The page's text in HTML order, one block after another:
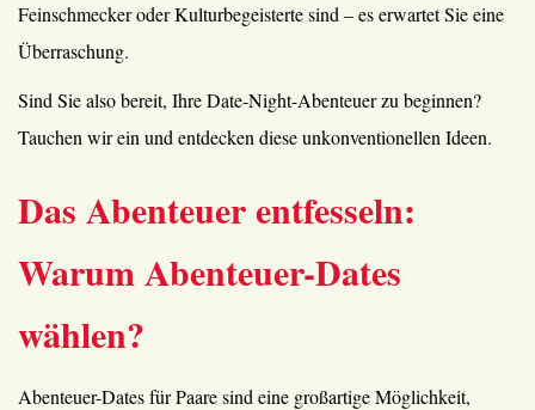
Feinschmecker oder Kulturbegeisterte sind – es erwartet Sie eine
Überraschung.
Sind Sie also bereit, Ihre Date-Night-Abenteuer zu beginnen?
Tauchen wir ein und entdecken diese unkonventionellen Ideen.
Das Abenteuer entfesseln:
Warum Abenteuer-Dates
wählen?
Abenteuer-Dates für Paare sind eine großartige Möglichkeit,